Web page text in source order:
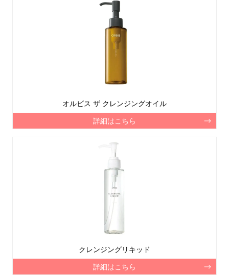
オルビス ザ クレンジングオイル
詳細はこちら
クレンジングリキッド
詳細はこちら